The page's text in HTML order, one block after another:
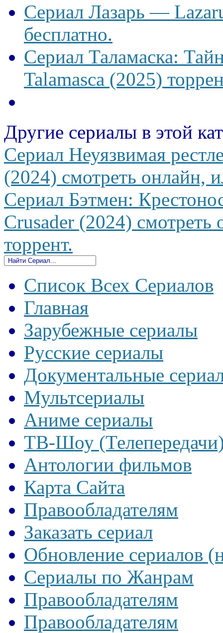
Сериал Лазарь —
бесплатно.
Сериал Таламаска:
Talamasca (2025)
Другие сериалы в этой
Сериал Неуязвимая
(2024) смотреть онлайн,
Сериал Бэтмен:
Crusader (2024) смотреть
торрент.
Список Всех Сериалов
Главная
Зарубежные сериалы
Русские сериалы
Документальные
Мультсериалы
Аниме сериалы
ТВ-Шоу
Антологии фильмов
Карта Сайта
Правообладателям
Заказать сериал
Обновление сериалов
Сериалы по Жанрам
Правообладателям
Правообладателям